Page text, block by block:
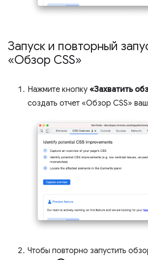
Запуск и повторный
«Обзор CSS»
Нажмите кнопку «Захватить
создать отчет «Обзор CSS»
Чтобы повторно запустить